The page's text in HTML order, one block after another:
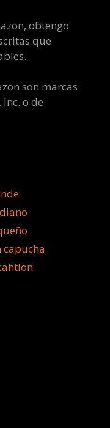
obtengo
que
son marcas
o de
capucha